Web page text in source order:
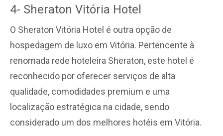
4- Sheraton Vitória Hotel
O Sheraton Vitória Hotel é outra opção de
hospedagem de luxo em Vitória. Pertencente à
renomada rede hoteleira Sheraton, este hotel é
reconhecido por oferecer serviços de alta
qualidade, comodidades premium e uma
localização estratégica na cidade, sendo
considerado um dos melhores hotéis em Vitória.